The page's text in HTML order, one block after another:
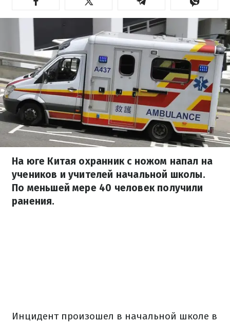
На юге Китая охранник с ножом напал на
учеников и учителей начальной школы.
По меньшей мере 40 человек получили
ранения.
Инцидент произошел в начальной школе в